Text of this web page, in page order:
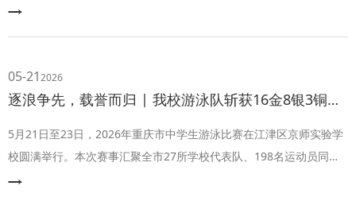
少年朝气，在赛事中展现出超强舞台感染力，斩获优异成绩。生动展
05-212026
逐浪争先，载誉而归 | 我校游泳队斩获16金8银3铜，获高中组团体总分第一名！
5月21日至23日，2026年重庆市中学生游泳比赛在江津区京师实验学
校圆满举行。本次赛事汇聚全市27所学校代表队、198名运动员同台
竞技，赛场水花四溅、精彩纷呈。我校游泳队选派10名队员奋勇角